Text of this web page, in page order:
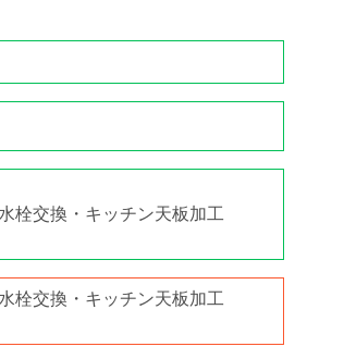
栓交換・キッチン天板加工
栓交換・キッチン天板加工